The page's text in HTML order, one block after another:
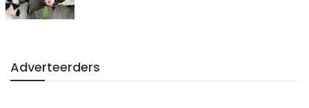
Adverteerders